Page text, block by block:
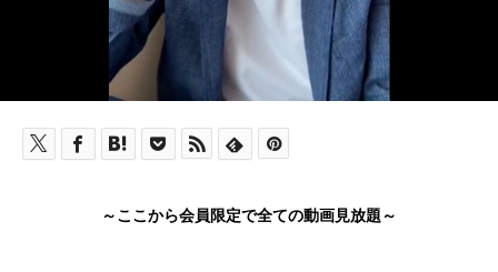
～ここから会員限定で全ての動画見放題～